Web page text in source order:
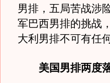
男排，五局苦战涉
军巴西男排的挑战
大利男排不可有任
美国男排两度